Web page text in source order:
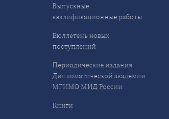
Выпускные
квалификационные работы
Бюллетень новых
поступлений
Периодические издания
Дипломатической академии
МГИМО МИД России
Книги